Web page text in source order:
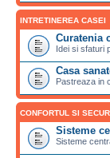
INTRETINEREA CASEI
Curatenia
Idei si sfaturi
Casa
Pastreaza in
CONFORTUL SI
Sisteme
Sisteme